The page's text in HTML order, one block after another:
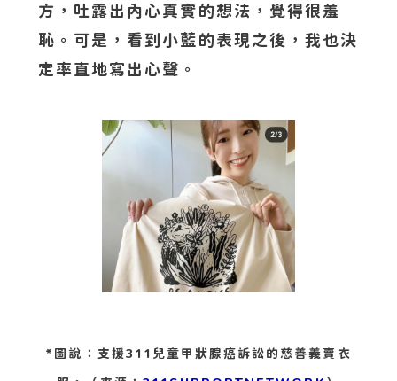
方，吐露出內心真實的想法，覺得很羞
恥。可是，看到小藍的表現之後，我也決
定率直地寫出心聲。
*圖說：支援311兒童甲狀腺癌訴訟的慈善義賣衣